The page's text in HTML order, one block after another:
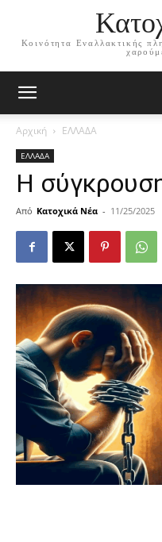
Κοινότητα Εναλλακτικής
Αρχική ΕΛΛΑΔΑ
ΕΛΛΑΔΑ
Η
Από Κατοχικά Νέα - 11/25/2025